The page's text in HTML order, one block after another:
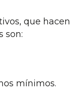
que hacen
son:
mínimos.